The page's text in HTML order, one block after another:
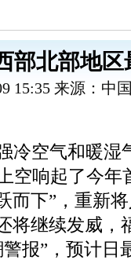
部北部地
15:35 来源：中
冷空气和暖湿
空响起了今年
而下”，重新
将继续发威，
报”，预计日